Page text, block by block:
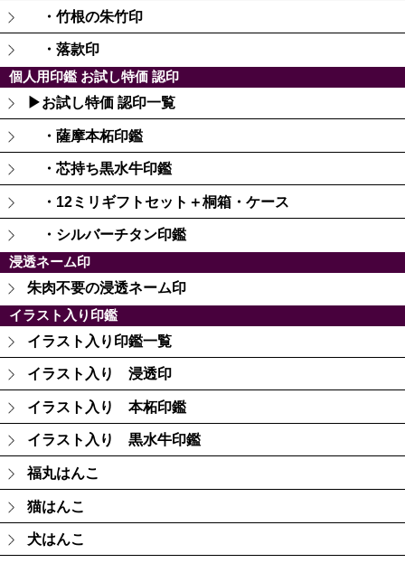
・竹根の朱竹印
・落款印
個人用印鑑 お試し特価 認印
▶お試し特価 認印一覧
・薩摩本柘印鑑
・芯持ち黒水牛印鑑
・12ミリギフトセット＋桐箱・ケース
・シルバーチタン印鑑
浸透ネーム印
朱肉不要の浸透ネーム印
イラスト入り印鑑
イラスト入り印鑑一覧
イラスト入り 浸透印
イラスト入り 本柘印鑑
イラスト入り 黒水牛印鑑
福丸はんこ
猫はんこ
犬はんこ